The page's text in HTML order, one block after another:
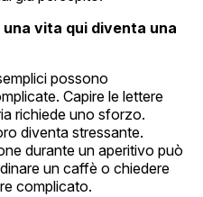
vita qui diventa una
possono
Capire le lettere
richiede uno sforzo.
diventa stressante.
durante un aperitivo può
un caffè o chiedere
complicato.